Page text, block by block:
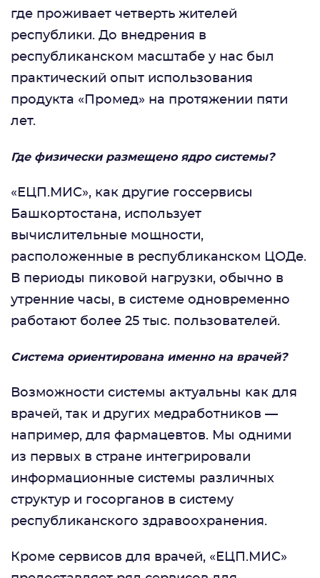
где проживает четверть жителей
республики. До внедрения в
республиканском масштабе у нас был
практический опыт использования
продукта «Промед» на протяжении пяти
лет.
Где физически размещено ядро системы?
«ЕЦП.МИС», как другие госсервисы
Башкортостана, использует
вычислительные мощности,
расположенные в республиканском ЦОДе.
В периоды пиковой нагрузки, обычно в
утренние часы, в системе одновременно
работают более 25 тыс. пользователей.
Система ориентирована именно на врачей?
Возможности системы актуальны как для
врачей, так и других медработников —
например, для фармацевтов. Мы одними
из первых в стране интегрировали
информационные системы различных
структур и госорганов в систему
республиканского здравоохранения.
Кроме сервисов для врачей, «ЕЦП.МИС»